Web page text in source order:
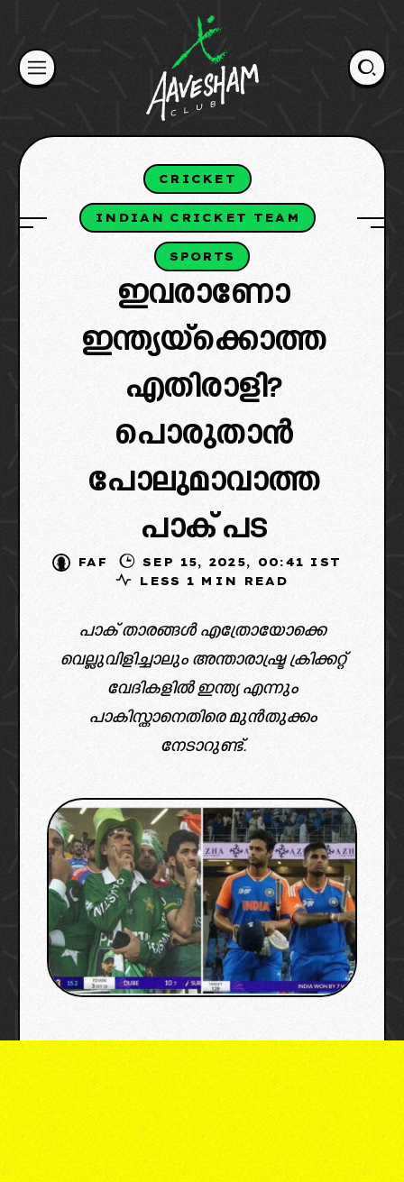
content
CRICKET
INDIAN CRICKET TEAM
SPORTS
ഇവരാണോ
ഇന്ത്യയ്‌ക്കൊത്ത
എതിരാളി?
പൊരുതാൻ
പോലുമാവാത്ത
പാക് പട
FAF
SEP 15, 2025, 00:41 IST
LESS 1 MIN READ
പാക് താരങ്ങൾ എത്രോയോക്കെ
വെല്ലുവിളിച്ചാലും അന്താരാഷ്ട്ര ക്രിക്കറ്റ്
വേദികളിൽ ഇന്ത്യ എന്നും
പാകിസ്താനെതിരെ മുൻതുക്കം
നേടാറുണ്ട്.
image: x, acc, sony sports